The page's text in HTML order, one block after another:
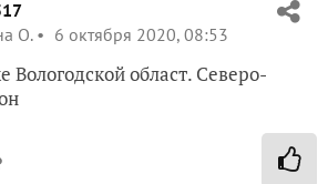
О.
6 октября 2020, 08:53
Вологодской област. Северо-